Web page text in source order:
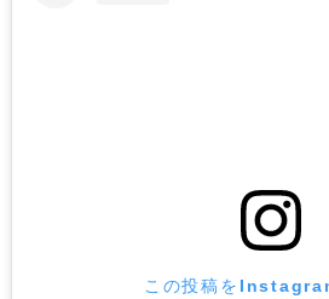
この投稿を